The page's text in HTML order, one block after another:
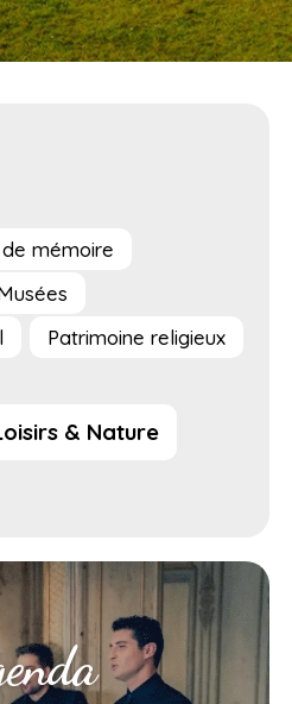
de mémoire
Patrimoine religieux
& Nature